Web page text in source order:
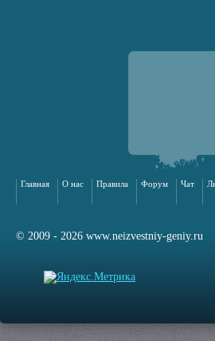
Главная О нас Правила Форум Чат
© 2009 - 2026 www.neizvestniy-
сайта